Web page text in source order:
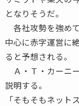
となりそうだ。
各社攻勢を強め
中心に赤字運営に
ると予想される。
Ａ・Ｔ・カーニ
説明する。
「そもそもネット